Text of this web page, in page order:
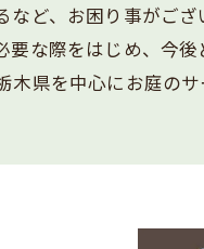
ど、お困り事がご
な際をはじめ、今
県を中心にお庭の